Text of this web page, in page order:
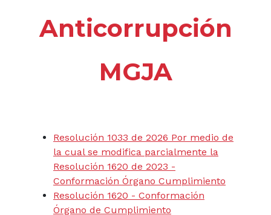
Anticorrupción
MGJA
Resolución 1033 de 2026 Por medio de
la cual se modifica parcialmente la
Resolución 1620 de 2023 -
Conformación Órgano Cumplimiento
Resolución 1620 - Conformación
Órgano de Cumplimiento